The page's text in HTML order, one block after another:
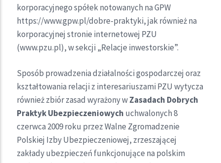
korporacyjnego spółek notowanych na GPW
https://www.gpw.pl/dobre-praktyki, jak również na
korporacyjnej stronie internetowej PZU
(www.pzu.pl), w sekcji „Relacje inwestorskie”.
Sposób prowadzenia działalności gospodarczej oraz
kształtowania relacji z interesariuszami PZU wytycza
również zbiór zasad wyrażony wZasadach Dobrych
Praktyk Ubezpieczeniowych uchwalonych 8
czerwca 2009 roku przez Walne Zgromadzenie
Polskiej Izby Ubezpieczeniowej, zrzeszającej
zakłady ubezpieczeń funkcjonujące na polskim